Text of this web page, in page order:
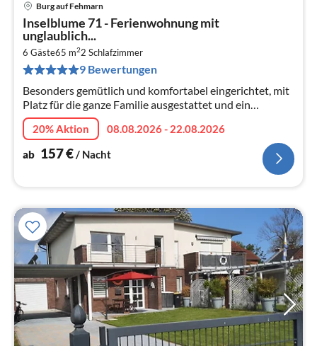
Burg auf Fehmarn
Inselblume 71 - Ferienwohnung mit
unglaublich...
6 Gäste65 m22 Schlafzimmer
9 Bewertungen
Besonders gemütlich und komfortabel eingerichtet, mit
Platz für die ganze Familie ausgestattet und ein
fantastischer Meerblick vom schönen Balkon aus - das
alles bietet die "Inselb...
20% Aktion
08.08.2026 - 22.08.2026
ab 157€/ Nacht